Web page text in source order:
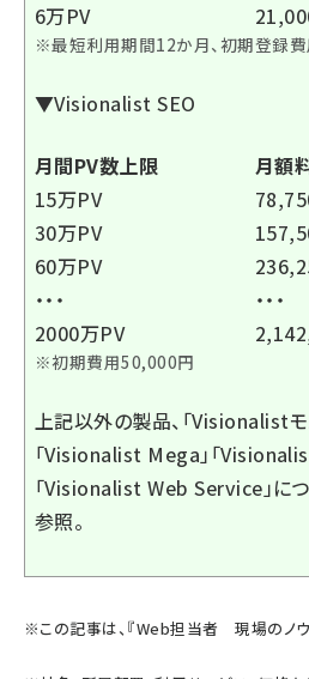
6万PV
※最短利用期間12か月、初期登録
▼Visionalist SEO
月間PV数上限
月額
15万PV
30万PV
60万PV
・・・
・・・
2000万PV
※初期費用50,000円
上記以外の製品、「Visionalistモ
「Visionalist Mega」「
「Visionalist Web Service」に
参照。
※この記事は、『Web担当者 現場のノ